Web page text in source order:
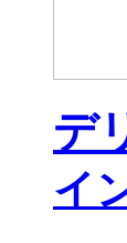
デ
イ